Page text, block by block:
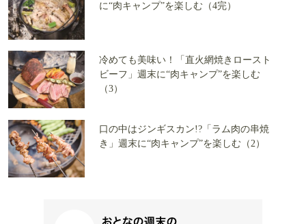
に“肉キャンプ”を楽しむ（4完）
冷めても美味い！「直火網焼きロースト
ビーフ」週末に“肉キャンプ”を楽しむ
（3）
口の中はジンギスカン!?「ラム肉の串焼
き」週末に“肉キャンプ”を楽しむ（2）